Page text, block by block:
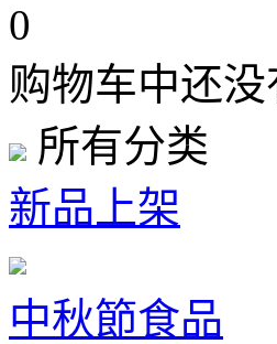
0
购物车中还
所有分类
新品上架
中秋節食品